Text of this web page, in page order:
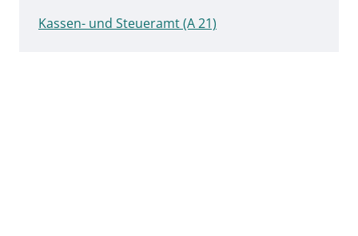
Kassen- und Steueramt (A 21)